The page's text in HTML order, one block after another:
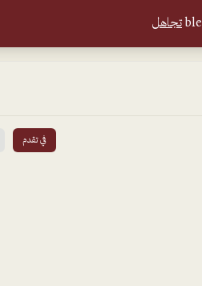
تجاهل
في تقدم